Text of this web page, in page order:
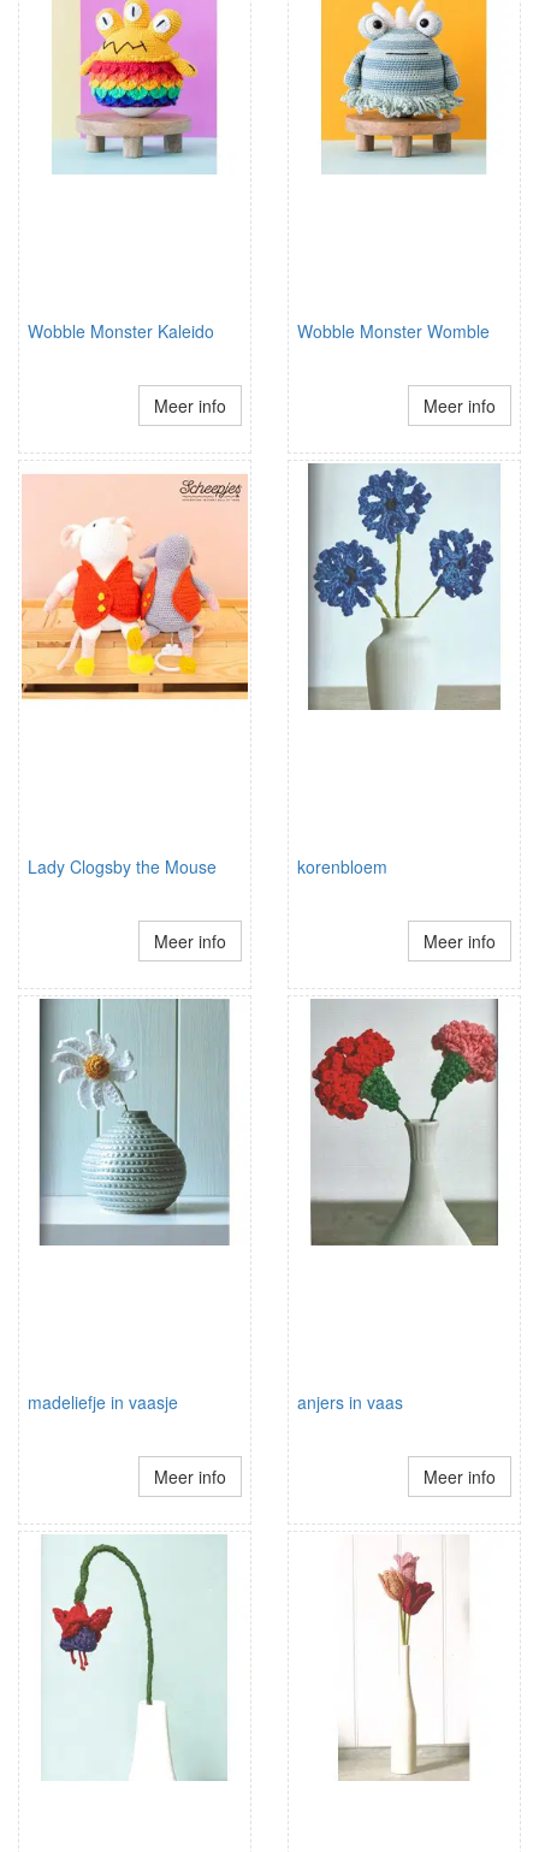
Wobble Monster Kaleido
Meer info
Wobble Monster Womble
Meer info
Lady Clogsby the Mouse
Meer info
korenbloem
Meer info
madeliefje in vaasje
Meer info
anjers in vaas
Meer info